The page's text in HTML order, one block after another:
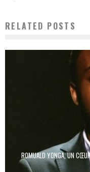
RELATED POSTS
ROMUALD YONGA, UN